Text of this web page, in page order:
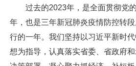
过去的2023年，是全面贯彻党
年，也是三年新冠肺炎疫情防控转
行的一年。我们坚持以习近平新时
想为指导，认真落实省委、省政府